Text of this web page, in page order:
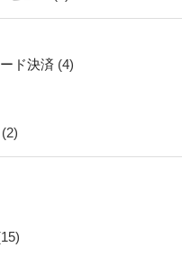
ド決済 (4)
(2)